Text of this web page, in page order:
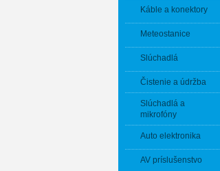
Káble a konektory
Meteostanice
Slúchadlá
Čistenie a údržba
Slúchadlá a
mikrofóny
Auto elektronika
AV príslušenstvo